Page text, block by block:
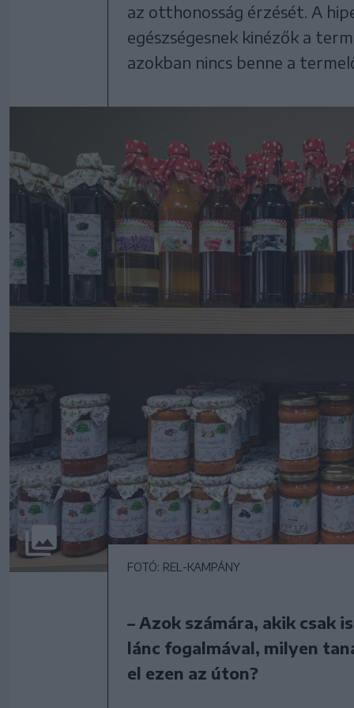
az otthonosság érzését. A
egészségesnek kinézők a
azokban nincs benne a
FOTÓ: REL-KAMPÁNY
– Azok számára, akik csak
lánc fogalmával, milyen
el ezen az úton?